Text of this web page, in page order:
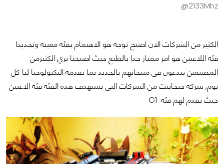
@2133Mhz
الكثير من الشركات الان اصبح توجه هو الاهتمام بفئه معينه وتحديدا
فئه اللاعبين هو امر ممتاز جدا بالطبع حيث اصبحنا نري الكثيرمن
المصنعين يبدعون في منتجاتهم بالجديد بما تقدمه التكنولوجيا لنا كل
يوم, شركه جيجابيت من الشركات التي تستهدف هذه الفئه فئه الاعبين
حيث تقدم لهم فئه G1